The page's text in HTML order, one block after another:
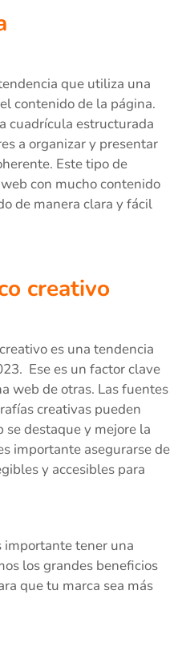
que utiliza una
contenido de la página.
cuadrícula estructurada
a organizar y presentar
Este tipo de
con mucho contenido
de manera clara y fácil
creativo
es una tendencia
Ese es un factor clave
web de otras. Las fuentes
creativas pueden
se destaque y mejore la
importante asegurarse de
y accesibles para
importante tener una
los grandes beneficios
que tu marca sea más